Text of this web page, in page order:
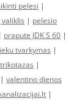
pelesi |
| pelesio
orapute JDK S 60 |
tvarkymas |
|
| valentino dienos
|